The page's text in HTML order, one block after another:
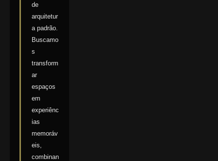
de
arquitetur
a padrão.
Buscamo
s
transform
ar
espaços
em
experiênc
ias
memoráv
eis,
combinan